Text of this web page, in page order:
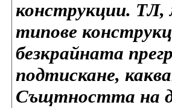
конструкции. ТЛ,
типове
безкрайната
подтискане,
Същтността на